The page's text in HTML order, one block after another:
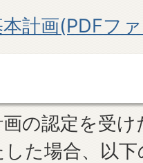
計画(PDFフ
の認定を受
た場合、以